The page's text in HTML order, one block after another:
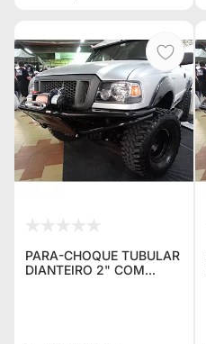
PARA-CHOQUE TUBULAR
DIANTEIRO 2" COM